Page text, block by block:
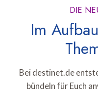
DIE
Im
Bei destinet.de
bündeln für Euch